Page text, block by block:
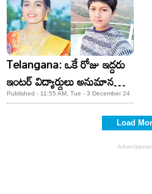
Telangana: ఒకే రోజు ఇద్దరు
ఇంటర్ విద్యార్ధులు అనుమానస్పద
మృతి.. అసలేమయ్యింది?
Published - 11:55 AM, Tue - 3 December 24
Load